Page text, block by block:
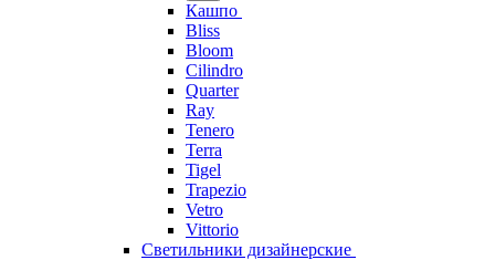
Кашпо
Bliss
Bloom
Cilindro
Quarter
Ray
Tenero
Terra
Tigel
Trapezio
Vetro
Vittorio
Светильники дизайнерские